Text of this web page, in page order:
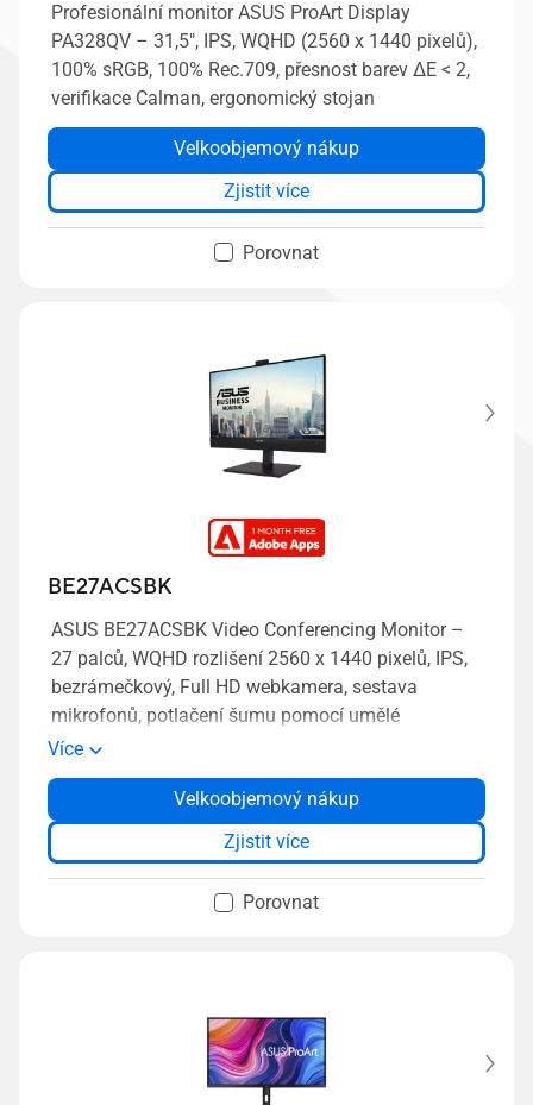
Profesionální monitor ASUS ProArt Display
PA328QV – 31,5", IPS, WQHD (2560 x 1440 pixelů),
100% sRGB, 100% Rec.709, přesnost barev ΔE < 2,
verifikace Calman, ergonomický stojan
Velkoobjemový nákup
Zjistit více
Porovnat
BE27ACSBK
ASUS BE27ACSBK Video Conferencing Monitor –
27 palců, WQHD rozlišení 2560 x 1440 pixelů, IPS,
bezrámečkový, Full HD webkamera, sestava
mikrofonů, potlačení šumu pomocí umělé
inteligence, Zoom certifikace, automatická
nastavitelná výška, ergonomický design, HDMI,
technologie Eye Care, Low Blue Light a Flicker Free,
možnost montáže na zeď
Více
Velkoobjemový nákup
Zjistit více
Porovnat